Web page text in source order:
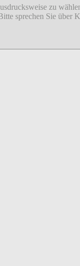
zu
sprechen Sie über